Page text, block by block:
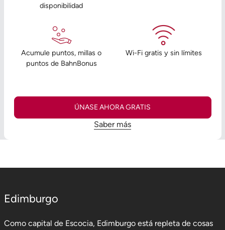
disponibilidad
Acumule puntos, millas o
puntos de BahnBonus
Wi-Fi gratis y sin límites
ÚNASE AHORA GRATIS
Saber más
Edimburgo
Como capital de Escocia, Edimburgo está repleta de cosas